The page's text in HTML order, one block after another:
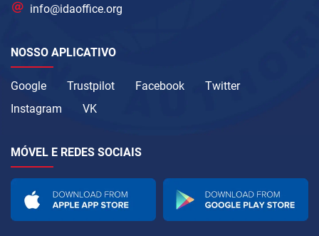
info@idaoffice.org
NOSSO APLICATIVO
Google Trustpilot Facebook
Twitter
Instagram
VK
MÓVEL E REDES SOCIAIS